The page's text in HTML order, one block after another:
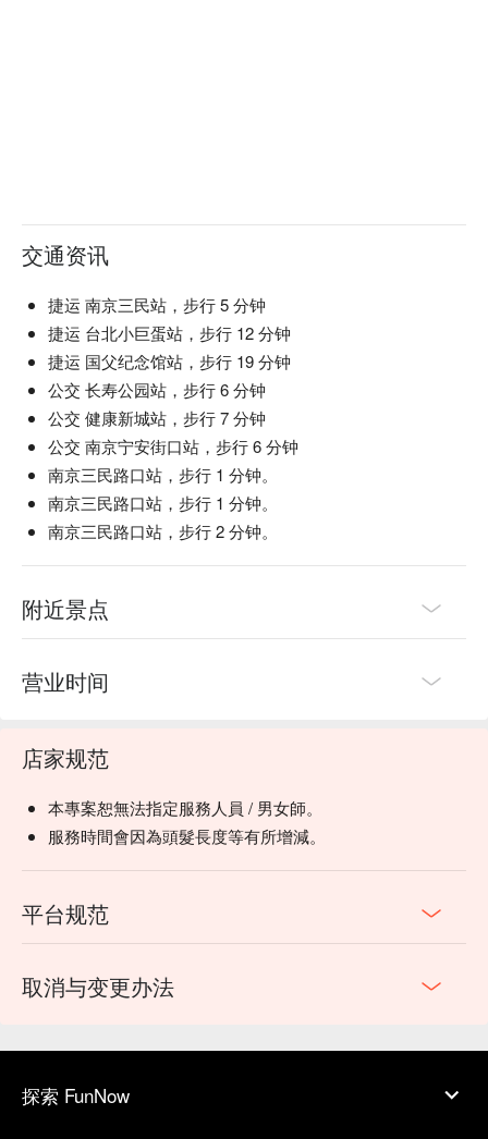
交通资讯
捷运 南京三民站，步行 5 分钟
捷运 台北小巨蛋站，步行 12 分钟
捷运 国父纪念馆站，步行 19 分钟
公交 长寿公园站，步行 6 分钟
公交 健康新城站，步行 7 分钟
公交 南京宁安街口站，步行 6 分钟
南京三民路口站，步行 1 分钟。
南京三民路口站，步行 1 分钟。
南京三民路口站，步行 2 分钟。
附近景点
营业时间
店家规范
本專案恕無法指定服務人員 / 男女師。
服務時間會因為頭髮長度等有所增減。
平台规范
取消与变更办法
探索 FunNow